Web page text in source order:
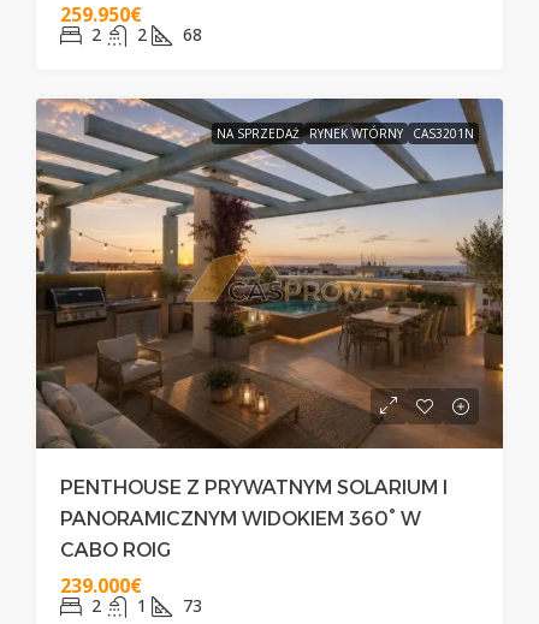
259.950€
2 2 68
NA SPRZEDAŻ RYNEK WTÓRNY CAS3201N
PENTHOUSE Z PRYWATNYM SOLARIUM I
PANORAMICZNYM WIDOKIEM 360° W
CABO ROIG
239.000€
2 1 73